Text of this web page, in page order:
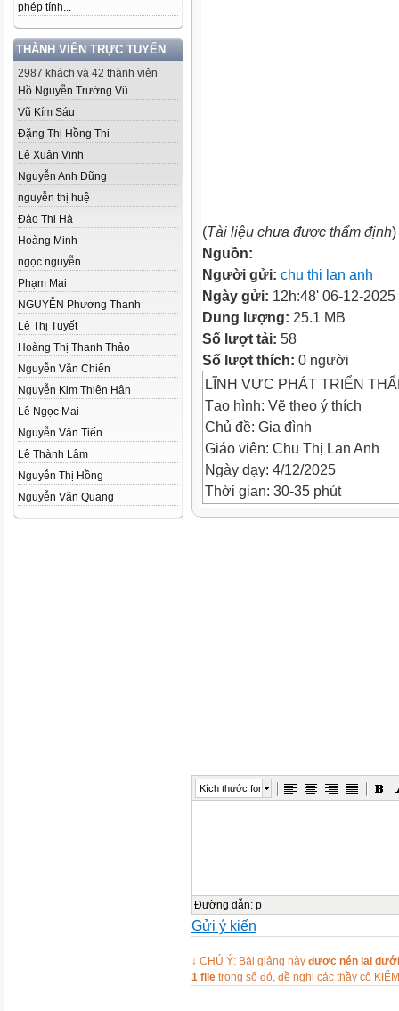
phép tính...
THÀNH VIÊN TRỰC TUYẾN
2987 khách và 42 thành viên
Hồ Nguyễn Trường Vũ
Vũ Kím Sáu
Đặng Thị Hồng Thi
Lê Xuân Vinh
Nguyễn Anh Dũng
nguyễn thị huệ
Đào Thị Hà
Hoàng Minh
ngọc nguyễn
Phạm Mai
NGUYỄN Phương Thanh
Lê Thị Tuyết
Hoàng Thị Thanh Thảo
Nguyễn Văn Chiến
Nguyễn Kim Thiên Hân
Lê Ngọc Mai
Nguyễn Văn Tiến
Lê Thành Lâm
Nguyễn Thị Hồng
Nguyễn Văn Quang
(Tài liệu chưa được thẩm định)
Nguồn:
Người gửi: chu thi lan anh
Ngày gửi: 12h:48' 06-12-2025
Dung lượng: 25.1 MB
Số lượt tải: 58
Số lượt thích: 0 người
LĨNH VỰC PHÁT TRIỂN
Tạo hình: Vẽ theo ý thích
Chủ đề: Gia đình
Giáo viên: Chu Thị Lan Anh
Ngày dạy: 4/12/2025
Thời gian: 30-35 phút
Bé cùng làm họa sĩ
Xin chào và hẹn gặp lại
Kích thước font
Đường dẫn: p
Gửi ý kiến
↓ CHÚ Ý: Bài giảng này được nén lại
1 file trong số đó, đề nghị các thầy cô